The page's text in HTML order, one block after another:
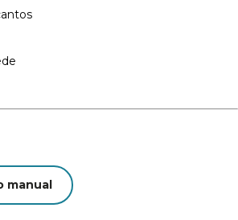
que nunca.
maximize a limpeza do seu lar
manual